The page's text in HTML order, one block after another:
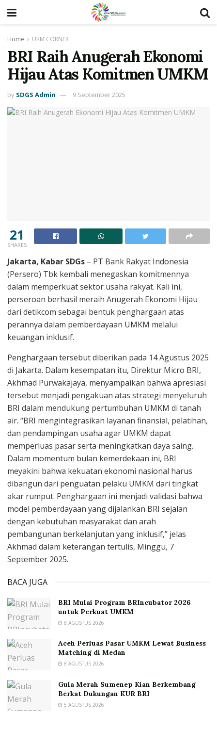
Home UKM CORNER
BRI Raih Anugerah Ekonomi
Hijau Atas Komitmen UMKM
by SDGS Admin 9 September 2025
21
SHARES
Jakarta, Kabar SDGs – PT Bank Rakyat Indonesia
(Persero) Tbk kembali menegaskan komitmennya
dalam memperkuat sektor usaha rakyat. Kali ini,
perseroan berhasil meraih Anugerah Ekonomi Hijau
dari detikcom sebagai bentuk penghargaan atas
perannya dalam pemberdayaan UMKM melalui
keuangan inklusif.
Penghargaan tersebut diberikan pada 14 Agustus 2025
di Jakarta. Dalam kesempatan itu, Direktur Micro BRI,
Akhmad Purwakajaya, menyampaikan bahwa apresiasi
tersebut menjadi pengakuan atas strategi menyeluruh
BRI dalam mendukung pertumbuhan UMKM di tanah
air. “BRI mengintegrasikan layanan finansial, pelatihan,
dan pendampingan usaha agar UMKM dapat
memperluas pasar serta meningkatkan daya saing.
Dalam momentum bulan kemerdekaan ini, BRI
meyakini bahwa kekuatan ekonomi nasional harus
dibangun dari penguatan pelaku UMKM dari tingkat
akar rumput. Penghargaan ini menjadi validasi bahwa
model pemberdayaan yang dijalankan BRI sejalan
dengan kebutuhan masyarakat dan arah
pembangunan berkelanjutan yang inklusif,” jelas
Akhmad dalam keterangan tertulis, Minggu, 7
September 2025.
BACA JUGA
BRI Mulai Program BRIncubator 2026
untuk Perkuat UMKM
8 AGUSTUS 2026
Aceh Perluas Pasar UMKM Lewat Business
Matching di Medan
8 AGUSTUS 2026
Gula Merah Sumenep Kian Berkembang
Berkat Dukungan KUR BRI
5 AGUSTUS 2026